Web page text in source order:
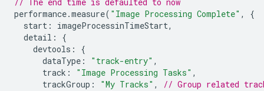
performance.measure( "Image Processing Complete" ,
{
start : imageProcessinTimeStart,
detail :
{
devtools :
{
dataType : "track-entry" ,
track : "Image Processing Tasks" ,
trackGroup : "My Tracks" ,
// Group related